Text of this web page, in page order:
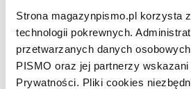
Strona magazynpismo.pl korzysta
technologii pokrewnych.
przetwarzanych danych
PISMO oraz jej partnerzy
Prywatności. Pliki cookies